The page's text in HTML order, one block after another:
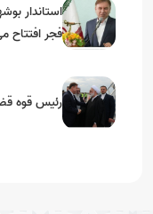
فجر افتتاح
رئیس قوه